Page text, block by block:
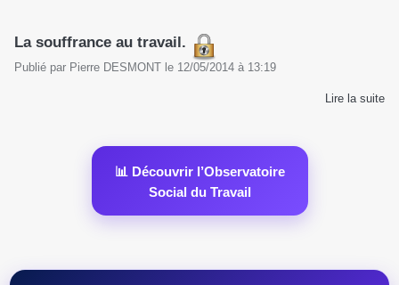
La souffrance au travail.
Publié par Pierre DESMONT le 12/05/2014 à 13:19
Lire la suite
📊 Découvrir l’Observatoire
Social du Travail